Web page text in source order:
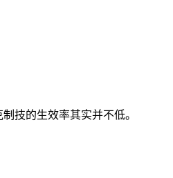
技的生效率其实并不低。